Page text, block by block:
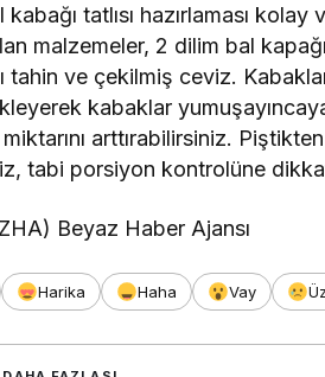
tatlısı hazırlaması
malzemeler, 2 dilim bal
tahin ve çekilmiş ceviz.
kabaklar
arttırabilirsiniz.
tabi porsiyon kontrolüne
Beyaz Haber Ajansı
Harika Haha Vay